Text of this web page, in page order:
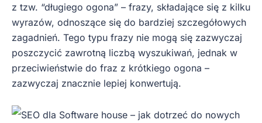
z tzw. “długiego ogona” – frazy, składające się z kilku
wyrazów, odnoszące się do bardziej szczegółowych
zagadnień. Tego typu frazy nie mogą się zazwyczaj
poszczycić zawrotną liczbą wyszukiwań, jednak w
przeciwieństwie do fraz z krótkiego ogona –
zazwyczaj znacznie lepiej konwertują.